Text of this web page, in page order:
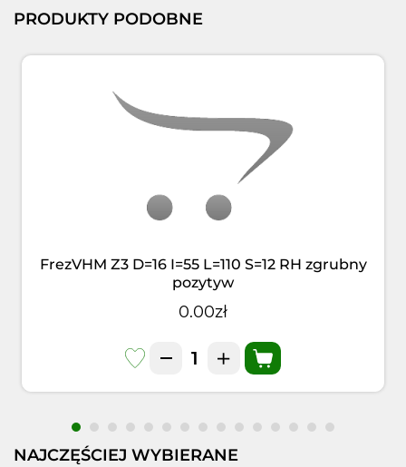
PRODUKTY PODOBNE
FrezVHM Z3 D=16 I=55 L=110 S=12 RH zgrubny
pozytyw
0.00zł
NAJCZĘŚCIEJ WYBIERANE